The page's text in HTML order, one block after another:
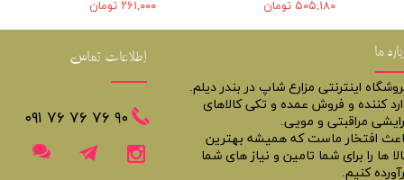
۲۶۱,۰۰۰ تومان ۵۰۵,۱۸۰ تومان
ما
اینترنتی مزارع شاپ در بندر دیلم.
کننده و فروش عمده و تکی کالاهای
مراقبتی و مویی.
افتخار ماست که همیشه بهترین
ها را برای شما تامین و نیاز های شما
کنیم.
اطلاعات تماس
​​٩٠ ٧۶ ٧۶ ٧۶ ٠٩١